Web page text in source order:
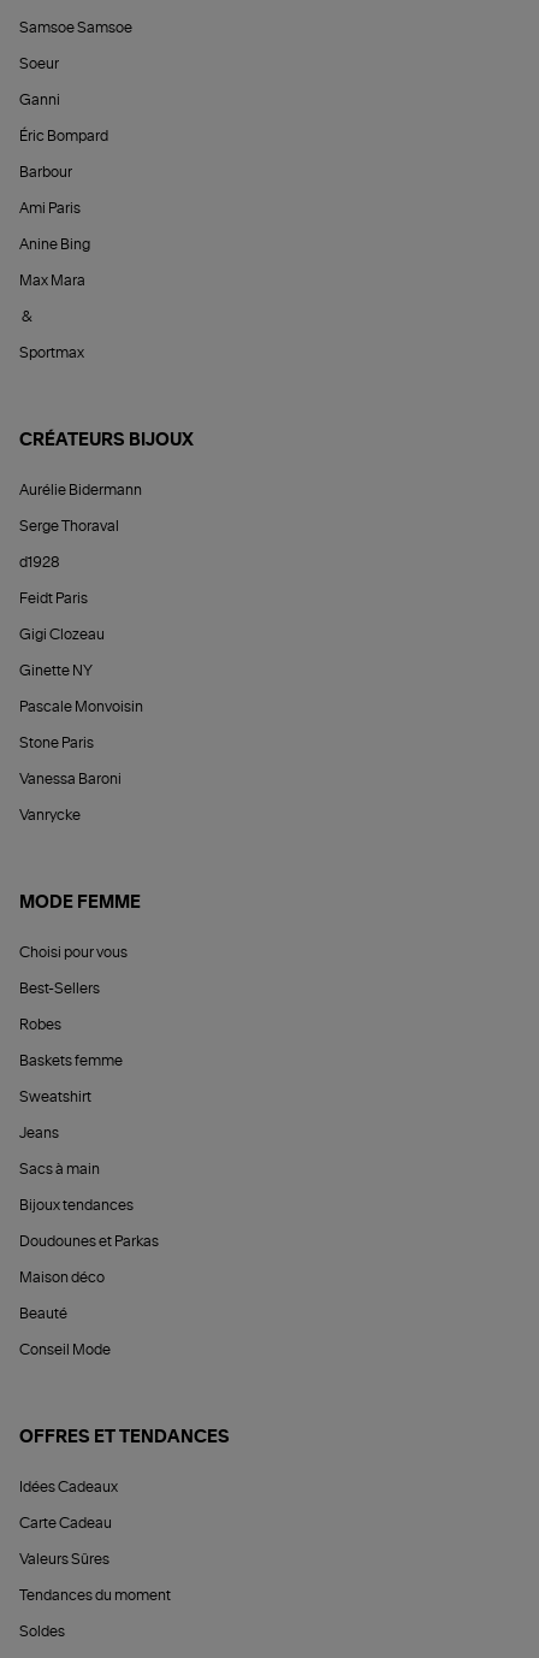
Samsoe Samsoe
Soeur
Ganni
Éric Bompard
Barbour
Ami Paris
Anine Bing
Max Mara
&
Sportmax
CRÉATEURS BIJOUX
Aurélie Bidermann
Serge Thoraval
d1928
Feidt Paris
Gigi Clozeau
Ginette NY
Pascale Monvoisin
Stone Paris
Vanessa Baroni
Vanrycke
MODE FEMME
Choisi pour vous
Best-Sellers
Robes
Baskets femme
Sweatshirt
Jeans
Sacs à main
Bijoux tendances
Doudounes et Parkas
Maison déco
Beauté
Conseil Mode
OFFRES ET TENDANCES
Idées Cadeaux
Carte Cadeau
Valeurs Sûres
Tendances du moment
Soldes